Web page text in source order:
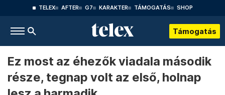
TELEX AFTER G7 KARAKTER TÁMOGATÁS SHOP
Támogatás
Ez most az éhezők viadala második
része, tegnap volt az első, holnap